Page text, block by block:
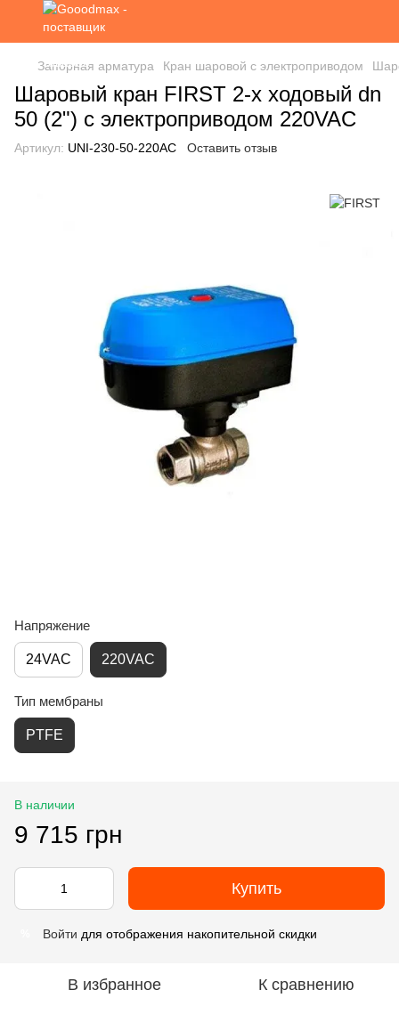
Запорная арматура Кран шаровой с электроприводом
Шаровый кран FIRST 2-х ходовый dn
50 (2") с электроприводом 220VAC
Артикул: UNI-230-50-220AC Оставить отзыв
Напряжение
24VAC 220VAC
Тип мембраны
PTFE
В наличии
9 715 грн
Купить
Войти для отображения накопительной скидки
В избранное К сравнению